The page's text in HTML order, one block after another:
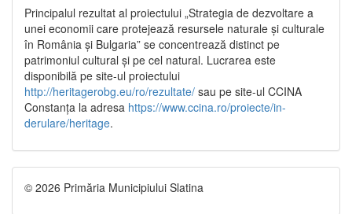
Principalul rezultat al proiectului „Strategia de dezvoltare a
unei economii care protejează resursele naturale și culturale
în România și Bulgaria” se concentrează distinct pe
patrimoniul cultural și pe cel natural. Lucrarea este
disponibilă pe site-ul proiectului
http://heritagerobg.eu/ro/rezultate/ sau pe site-ul CCINA
Constanța la adresa https://www.ccina.ro/proiecte/in-
derulare/heritage.
© 2026 Primăria Municipiului Slatina